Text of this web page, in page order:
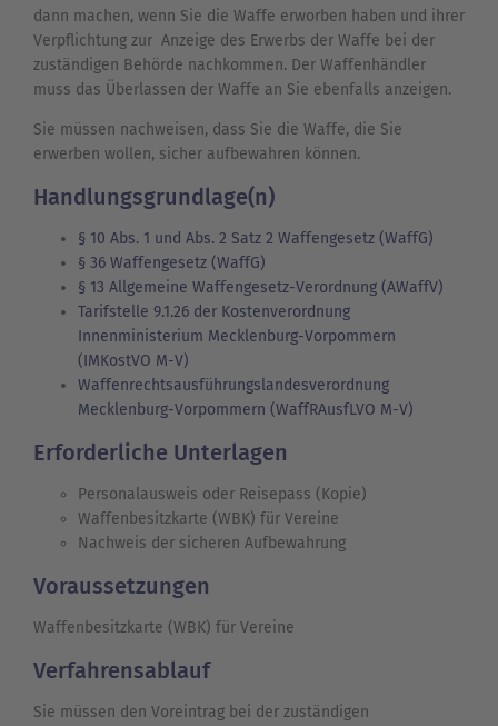
dann machen, wenn Sie die Waffe erworben haben und ihrer
Verpflichtung zur Anzeige des Erwerbs der Waffe bei der
zuständigen Behörde nachkommen. Der Waffenhändler
muss das Überlassen der Waffe an Sie ebenfalls anzeigen.
Sie müssen nachweisen, dass Sie die Waffe, die Sie
erwerben wollen, sicher aufbewahren können.
Handlungsgrundlage(n)
§ 10 Abs. 1 und Abs. 2 Satz 2 Waffengesetz (WaffG)
§ 36 Waffengesetz (WaffG)
§ 13 Allgemeine Waffengesetz-Verordnung (AWaffV)
Tarifstelle 9.1.26 der Kostenverordnung
Innenministerium Mecklenburg-Vorpommern
(IMKostVO M-V)
Waffenrechtsausführungslandesverordnung
Mecklenburg-Vorpommern (WaffRAusfLVO M-V)
Erforderliche Unterlagen
Personalausweis oder Reisepass (Kopie)
Waffenbesitzkarte (WBK) für Vereine
Nachweis der sicheren Aufbewahrung
Voraussetzungen
Waffenbesitzkarte (WBK) für Vereine
Verfahrensablauf
Sie müssen den Voreintrag bei der zuständigen